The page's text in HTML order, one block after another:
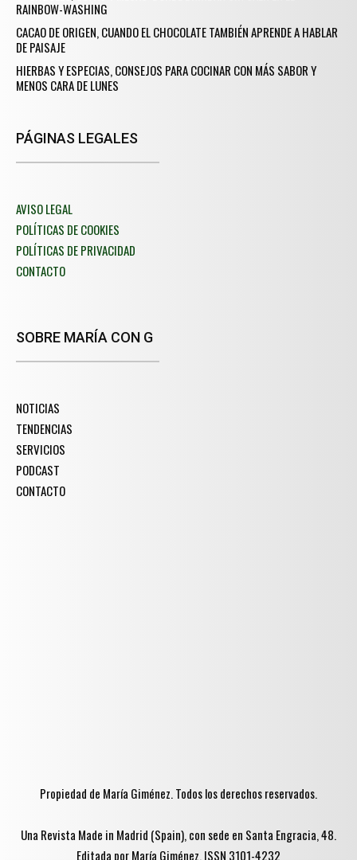
RAINBOW-WASHING
CACAO DE ORIGEN, CUANDO EL CHOCOLATE TAMBIÉN APRENDE A HABLAR
DE PAISAJE
HIERBAS Y ESPECIAS, CONSEJOS PARA COCINAR CON MÁS SABOR Y
MENOS CARA DE LUNES
PÁGINAS LEGALES
AVISO LEGAL
POLÍTICAS DE COOKIES
POLÍTICAS DE PRIVACIDAD
CONTACTO
SOBRE MARÍA CON G
NOTICIAS
TENDENCIAS
SERVICIOS
PODCAST
CONTACTO
Propiedad de María Giménez. Todos los derechos reservados.
Una Revista Made in Madrid (Spain), con sede en Santa Engracia, 48.
Editada por María Giménez. ISSN 3101-4232